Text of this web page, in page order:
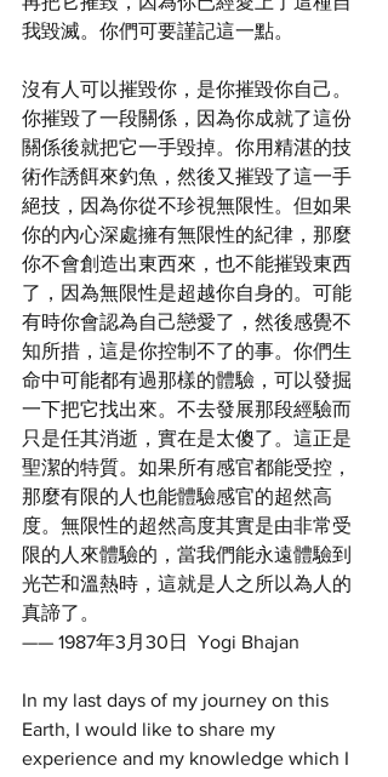
我毀滅。你們可要謹記這一點。
沒有人可以摧毀你，是你摧毀你自己。
你摧毀了一段關係，因為你成就了這份
關係後就把它一手毀掉。你用精湛的技
術作誘餌來釣魚，然後又摧毀了這一手
絕技，因為你從不珍視無限性。但如果
你的內心深處擁有無限性的紀律，那麼
你不會創造出東西來，也不能摧毀東西
了，因為無限性是超越你自身的。可能
有時你會認為自己戀愛了，然後感覺不
知所措，這是你控制不了的事。你們生
命中可能都有過那樣的體驗，可以發掘
一下把它找出來。不去發展那段經驗而
只是任其消逝，實在是太傻了。這正是
聖潔的特質。如果所有感官都能受控，
那麼有限的人也能體驗感官的超然高
度。無限性的超然高度其實是由非常受
限的人來體驗的，當我們能永遠體驗到
光芒和溫熱時，這就是人之所以為人的
真諦了。
—— 1987年3月30日  Yogi Bhajan
In my last days of my journey on this
Earth, I would like to share my
experience and my knowledge which I